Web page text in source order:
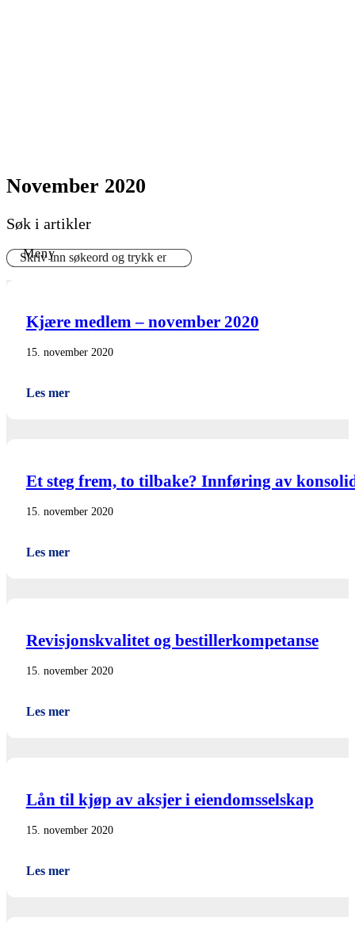
November 2020
Søk i artikler
Kjære medlem – november 2020
15. november 2020
Les mer
Et steg frem, to tilbake? Innføring av
15. november 2020
Les mer
Revisjonskvalitet og bestillerkompetanse
15. november 2020
Les mer
Lån til kjøp av aksjer i eiendomsselskap
15. november 2020
Les mer